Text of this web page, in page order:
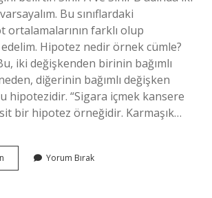
Bu sınıflardaki
ortalamalarının farklı olup
edelim. Hipotez nedir örnek cümle?
iki değişkenden birinin bağımlı
diğerinin bağımlı değişken
hipotezidir. “Sigara içmek kansere
bir hipotez örneğidir. Karmaşık…
Hipotezi
Yorum Bırak